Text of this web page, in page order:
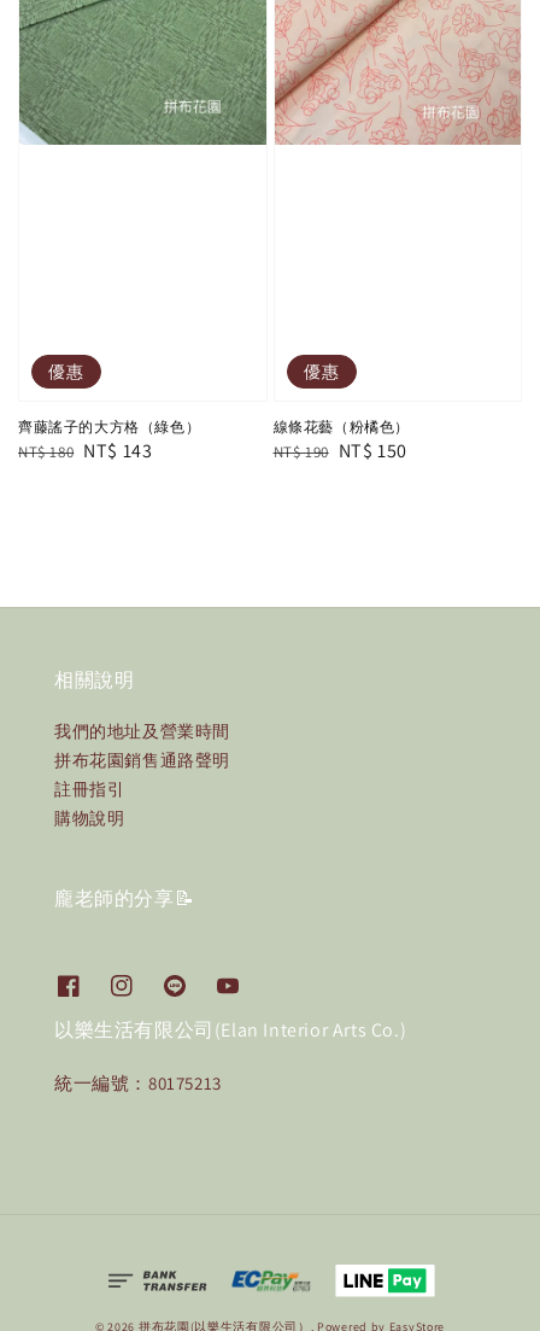
優惠
齊藤謠子的大方格（綠色）
Regular
NT$ 180 Sale
NT$ 143
優惠
線條花藝（粉橘色）
Regular
NT$ 190 Sale
NT$ 150
相關說明
我們的地址及營業時間
拼布花園銷售通路聲明
註冊指引
購物說明
龐老師的分享📝
以樂生活有限公司(Elan Interior Arts Co.)
統一編號：80175213
© 2026 拼布花園(以樂生活有限公司）. Powered by EasyStore